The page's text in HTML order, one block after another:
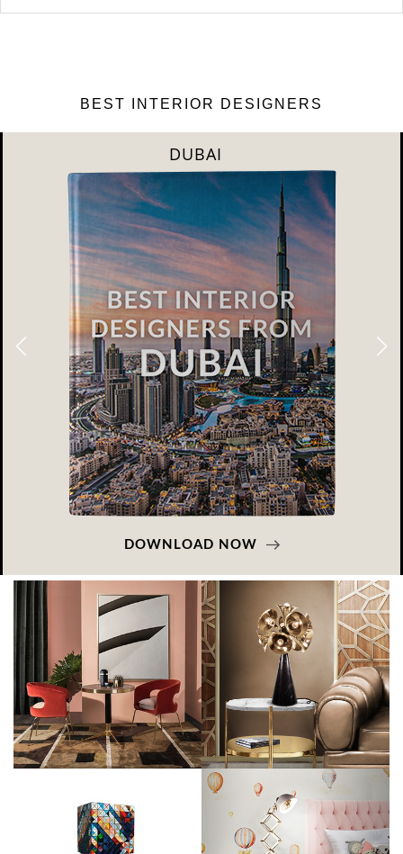
BEST INTERIOR DESIGNERS
DUBAI
DOWNLOAD NOW